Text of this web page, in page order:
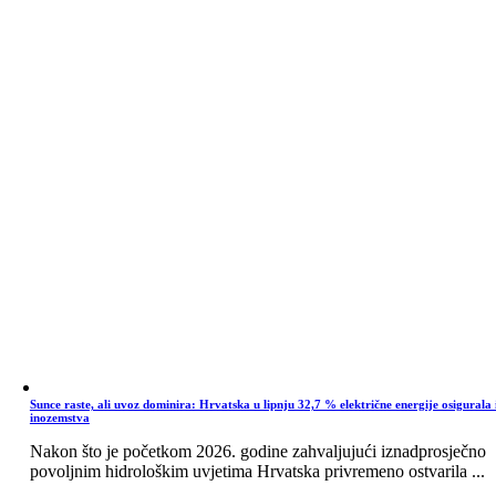
Sunce raste, ali uvoz dominira: Hrvatska u lipnju 32,7 % električne energije osigurala
inozemstva
Nakon što je početkom 2026. godine zahvaljujući iznadprosječno
povoljnim hidrološkim uvjetima Hrvatska privremeno ostvarila ...